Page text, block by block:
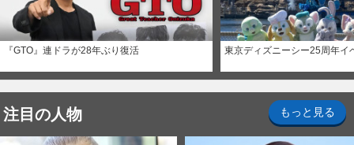
『GTO』連ドラが28年ぶり復活 東京ディズニーシー25周年イ
注目の人物 もっと見る